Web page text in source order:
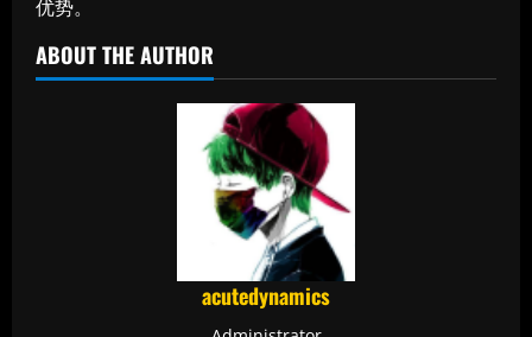
优势。
ABOUT THE AUTHOR
acutedynamics